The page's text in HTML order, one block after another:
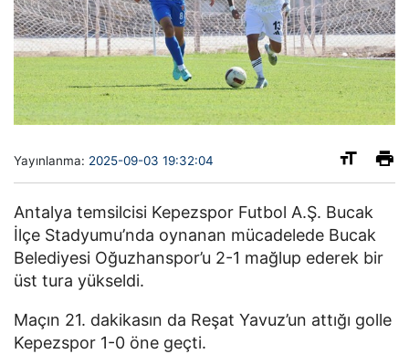
Yayınlanma: 2025-09-03 19:32:04
Antalya temsilcisi Kepezspor Futbol A.Ş. Bucak
İlçe Stadyumu’nda oynanan mücadelede Bucak
Belediyesi Oğuzhanspor’u 2-1 mağlup ederek bir
üst tura yükseldi.
Maçın 21. dakikasın da Reşat Yavuz’un attığı golle
Kepezspor 1-0 öne geçti.